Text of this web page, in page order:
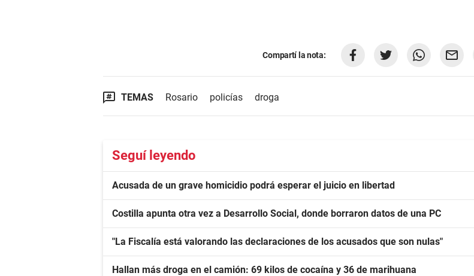
Compartí la nota:
TEMAS Rosario policías droga
Seguí leyendo
Acusada de un grave homicidio podrá esperar el juicio en libertad
Costilla apunta otra vez a Desarrollo Social, donde borraron datos de una PC
"La Fiscalía está valorando las declaraciones de los acusados que son nulas"
Hallan más droga en el camión: 69 kilos de cocaína y 36 de marihuana